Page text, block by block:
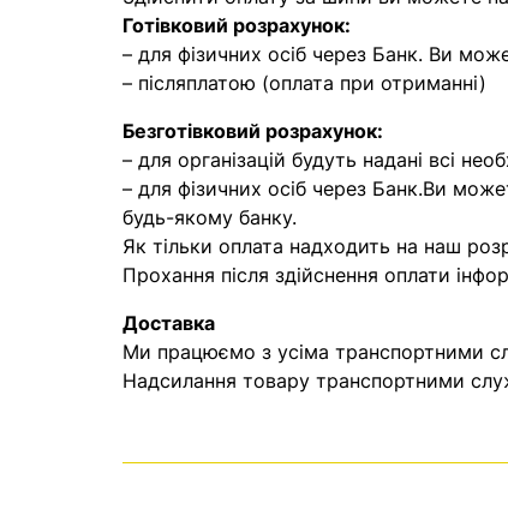
Готівковий розрахунок:
– для фізичних осіб через Банк. Ви
– післяплатою (оплата при отриманні)
Безготівковий розрахунок:
– для організацій будуть надані всі
– для фізичних осіб через Банк.Ви
будь-якому банку.
Як тільки оплата надходить на наш
Прохання після здійснення оплати
Доставка
Ми працюємо з усіма транспортними
Надсилання товару транспортними